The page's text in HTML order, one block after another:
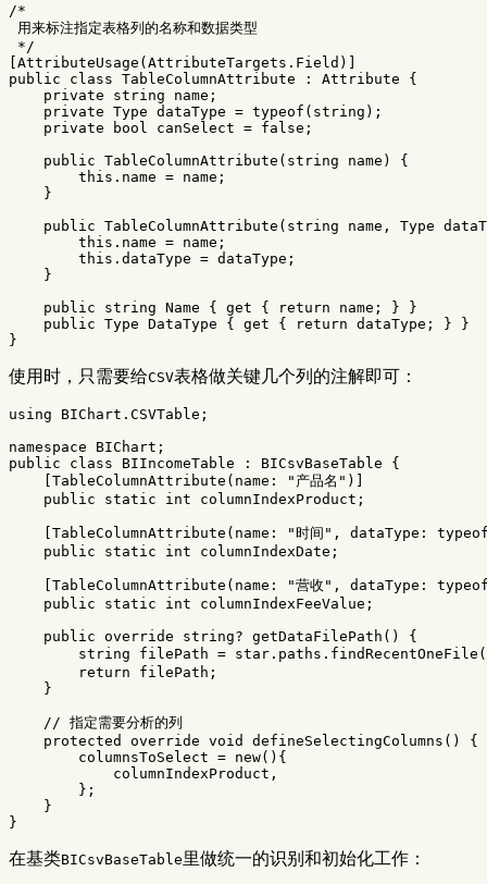
/*
用来标注指定表格列的名称和数据类型
*/
AttributeUsage ( AttributeTargets . Field )]
public
class TableColumnAttribute : Attribute
{
private
string name ;
private Type dataType = typeof ( string );
private
bool canSelect = false ;
public TableColumnAttribute ( string name )
{
this . name = name ;
}
public TableColumnAttribute ( string name , Type
this . name = name ;
this . dataType = dataType ;
}
public
string Name { get { return name ; }
}
public Type DataType { get { return dataType ; }
}
}
使用时，只需要给CSV表格做关键几个列的注解即可：
using BIChart.CSVTable ;
namespace
BIChart ;
public
class BIIncomeTable : BICsvBaseTable
{
TableColumnAttribute ( name : "产品名" )]
public
static int columnIndexProduct ;
TableColumnAttribute ( name : "时间" , dataType :
public
static int columnIndexDate ;
TableColumnAttribute ( name : "营收" , dataType :
public
static int columnIndexFeeValue ;
public override string? getDataFilePath ()
{
string
filePath = star . paths . findRecentOneFile (
return
filePath ;
}
// 指定需要分析的列
protected
override void defineSelectingColumns ()
{
columnsToSelect = new(){
columnIndexProduct ,
};
}
}
在基类BICsvBaseTable里做统一的识别和初始化工作：